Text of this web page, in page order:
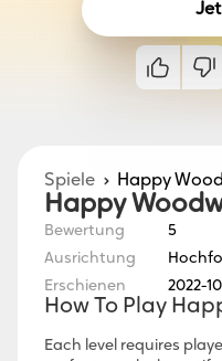
Spiele Happy
Happy
Bewertung
5
Ausrichtung
Erschienen
2022-
How To Play
Each level requires